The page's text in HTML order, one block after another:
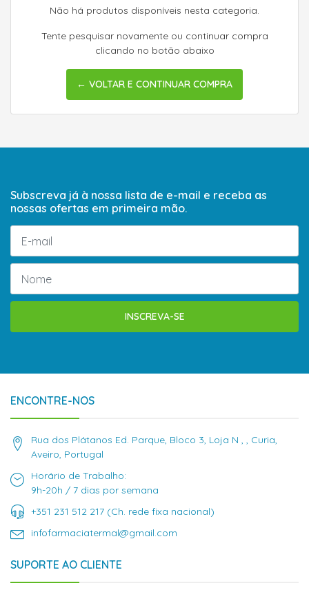
Não há produtos disponíveis nesta categoria.
Tente pesquisar novamente ou continuar compra
clicando no botão abaixo
← VOLTAR E CONTINUAR COMPRA
Subscreva já à nossa lista de e-mail e receba as
nossas ofertas em primeira mão.
INSCREVA-SE
ENCONTRE-NOS
Rua dos Plátanos Ed. Parque, Bloco 3, Loja N , , Curia,
Aveiro, Portugal
Horário de Trabalho:
9h-20h / 7 dias por semana
+351 231 512 217 (Ch. rede fixa nacional)
infofarmaciatermal@gmail.com
SUPORTE AO CLIENTE